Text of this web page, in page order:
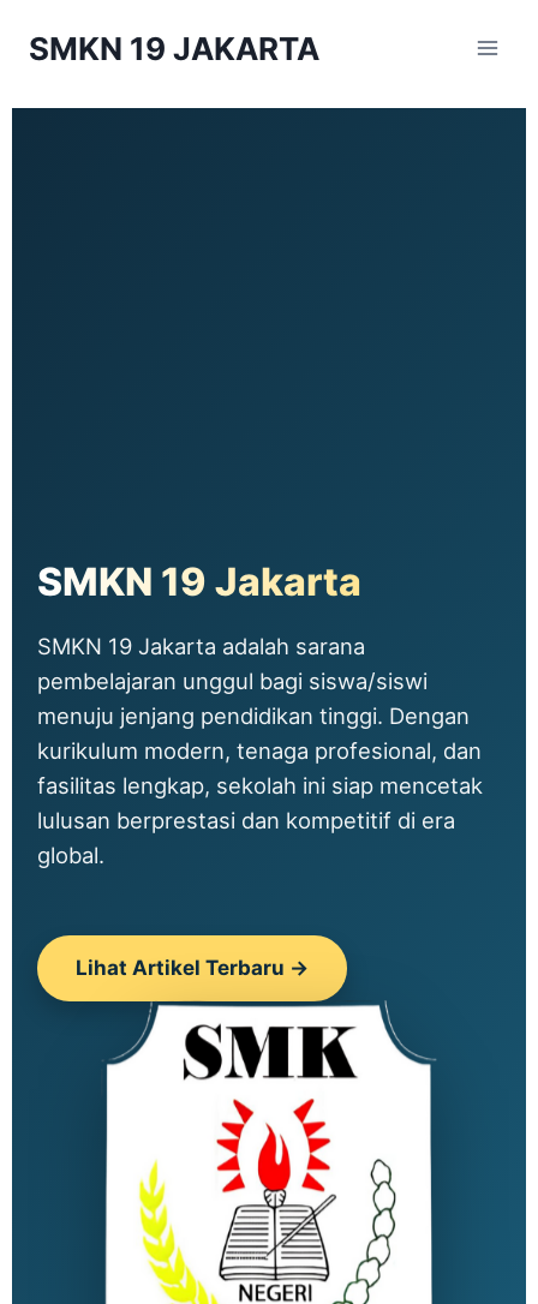
SMKN 19 JAKARTA
SMKN 19 Jakarta
SMKN 19 Jakarta adalah sarana
pembelajaran unggul bagi siswa/siswi
menuju jenjang pendidikan tinggi. Dengan
kurikulum modern, tenaga profesional, dan
fasilitas lengkap, sekolah ini siap mencetak
lulusan berprestasi dan kompetitif di era
global.
Lihat Artikel Terbaru →